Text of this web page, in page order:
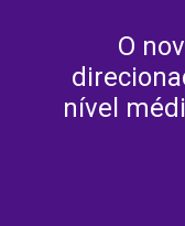
O
nível